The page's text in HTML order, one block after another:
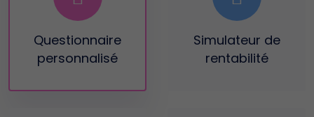
Questionnaire
personnalisé
Simulateur de
rentabilité